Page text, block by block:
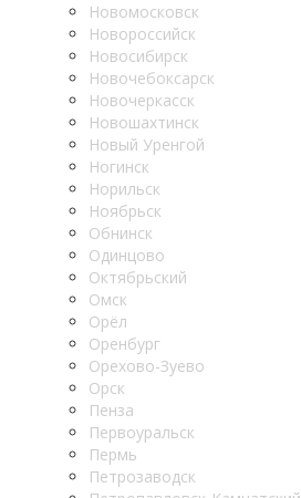
Новомосковск
Новороссийск
Новосибирск
Новочебоксарск
Новочеркасск
Новошахтинск
Новый Уренгой
Ногинск
Норильск
Ноябрьск
Обнинск
Одинцово
Октябрьский
Омск
Орёл
Оренбург
Орехово-Зуево
Орск
Пенза
Первоуральск
Пермь
Петрозаводск